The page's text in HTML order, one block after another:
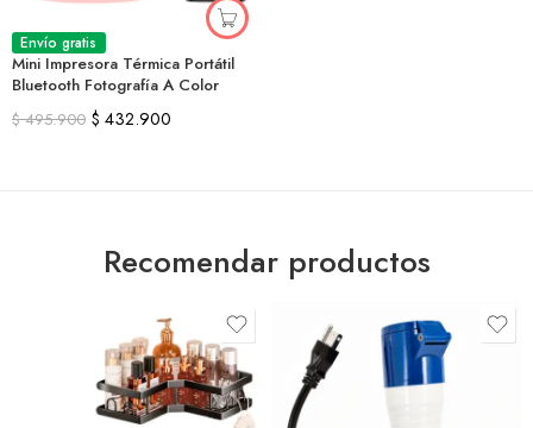
Envío gratis
Mini Impresora Térmica Portátil
Bluetooth Fotografía A Color
$495.900 $ 432.900
Recomendar productos